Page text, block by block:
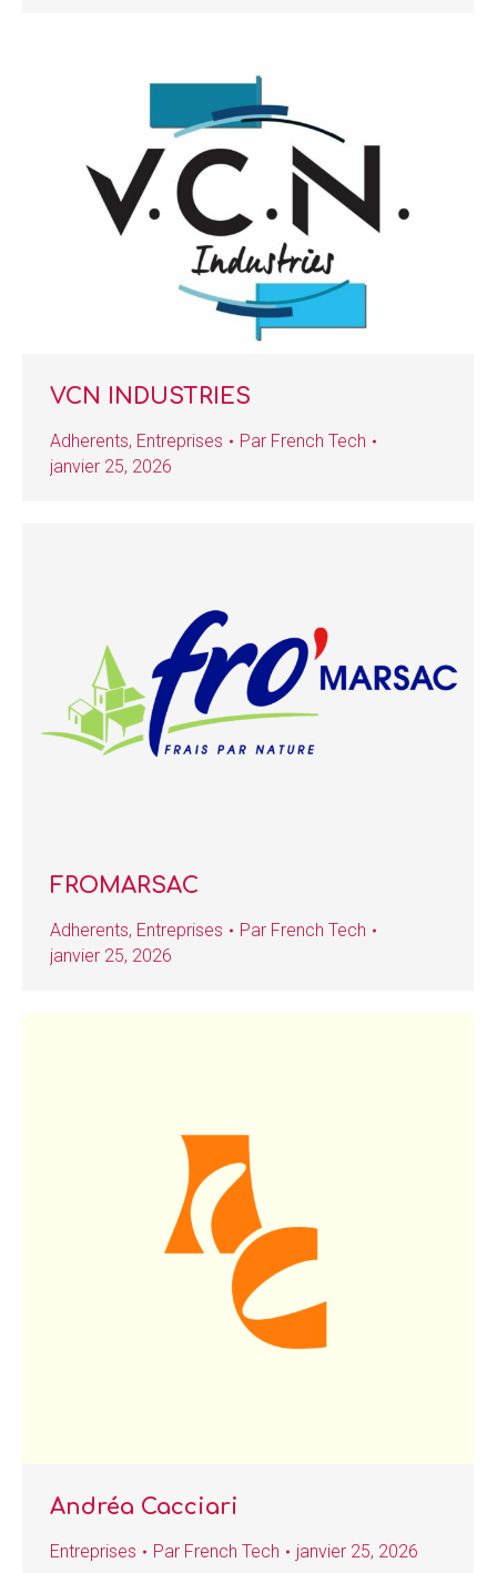
VCN INDUSTRIES
Adherents, Entreprises Par French Tech
janvier 25, 2026
FROMARSAC
Adherents, Entreprises Par French Tech
janvier 25, 2026
Andréa Cacciari
Entreprises Par French Tech janvier 25, 2026